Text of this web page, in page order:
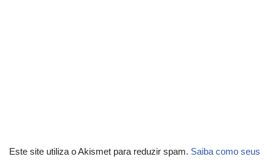
Este site utiliza o Akismet para reduzir spam. Saiba como seus